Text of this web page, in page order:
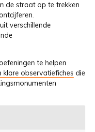
de straat op te trekken
verschillende
te helpen
observatiefiches die